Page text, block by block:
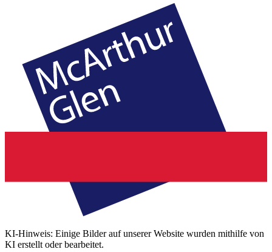
KI-Hinweis: Einige Bilder auf unserer Website wurden mithilfe von
KI erstellt oder bearbeitet.